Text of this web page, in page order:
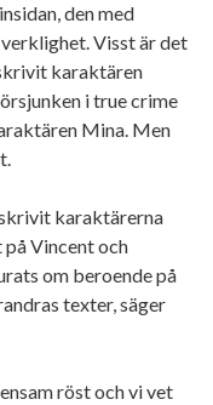
den med
Visst är det
karaktären
i true crime
Mina. Men
karaktärerna
Vincent och
om beroende på
texter, säger
röst och vi vet